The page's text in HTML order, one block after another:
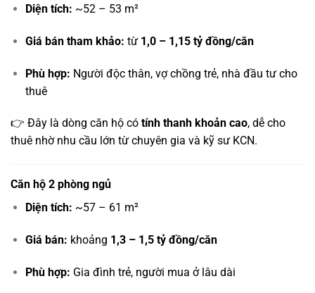
Diện tích: ~52 – 53 m²
Giá bán tham khảo: từ 1,0 – 1,15 tỷ đồng/căn
Phù hợp: Người độc thân, vợ chồng trẻ, nhà đầu tư cho
thuê
👉 Đây là dòng căn hộ có tính thanh khoản cao, dễ cho
thuê nhờ nhu cầu lớn từ chuyên gia và kỹ sư KCN.
Căn hộ 2 phòng ngủ
Diện tích: ~57 – 61 m²
Giá bán: khoảng 1,3 – 1,5 tỷ đồng/căn
Phù hợp: Gia đình trẻ, người mua ở lâu dài